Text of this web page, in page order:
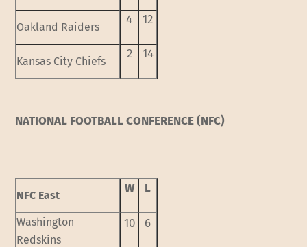
Oakland Raiders
4 12
Kansas City Chiefs
2 14
NATIONAL FOOTBALL CONFERENCE (NFC)
NFC East
W L
Washington
Redskins
10 6